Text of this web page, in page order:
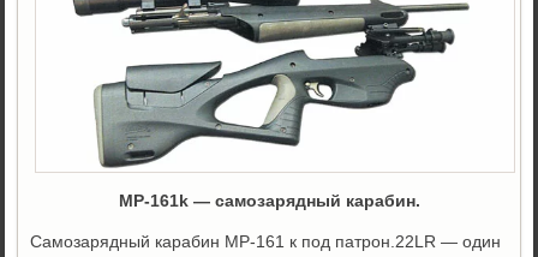
MP-161k — самозарядный карабин.
Самозарядный карабин МР-161 к под патрон.22LR — один